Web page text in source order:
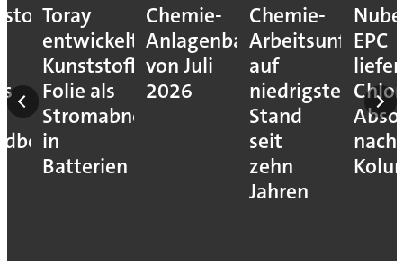
Chemie-
Anlagenbauprojekte
von Juli
2026
Chemie-
Arbeitsunfälle
auf
niedrigstem
Stand
zehn
Nuberg
EPC
liefert
Chlor-
Absorptionssystem
nach
Kolumbien
Aktuelle